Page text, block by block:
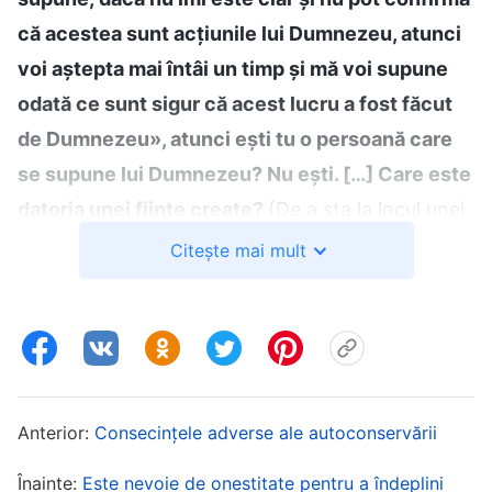
că acestea sunt acțiunile lui Dumnezeu, atunci
voi aștepta mai întâi un timp și mă voi supune
odată ce sunt sigur că acest lucru a fost făcut
de Dumnezeu», atunci ești tu o persoană care
se supune lui Dumnezeu? Nu ești. […] Care este
datoria unei ființe create? (De a sta la locul unei
ființe create, de a accepta însărcinarea dată de
rădăcina, nu este această problemă ușor de
Citește mai mult
Anterior: Consecințele adverse ale autoconservării
Înainte: Este nevoie de onestitate pentru a îndeplini